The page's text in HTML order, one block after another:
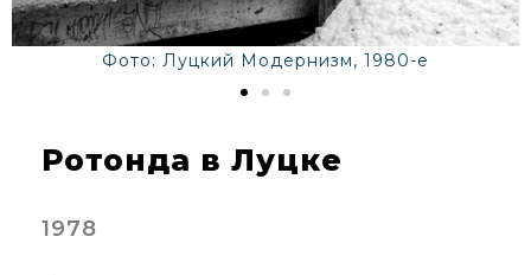
Фото: Луцкий Модернизм, 1980-е
Ротонда в Луцке
1978